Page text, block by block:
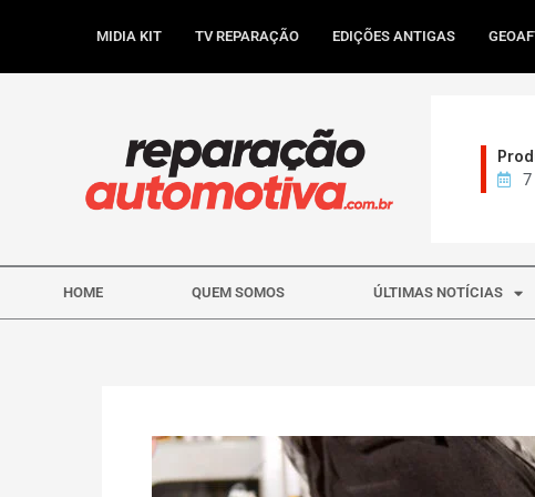
MIDIA KIT TV REPARAÇÃO EDIÇÕES ANTIGAS
HOME QUEM SOMOS ÚLTIMAS NOTÍCIAS